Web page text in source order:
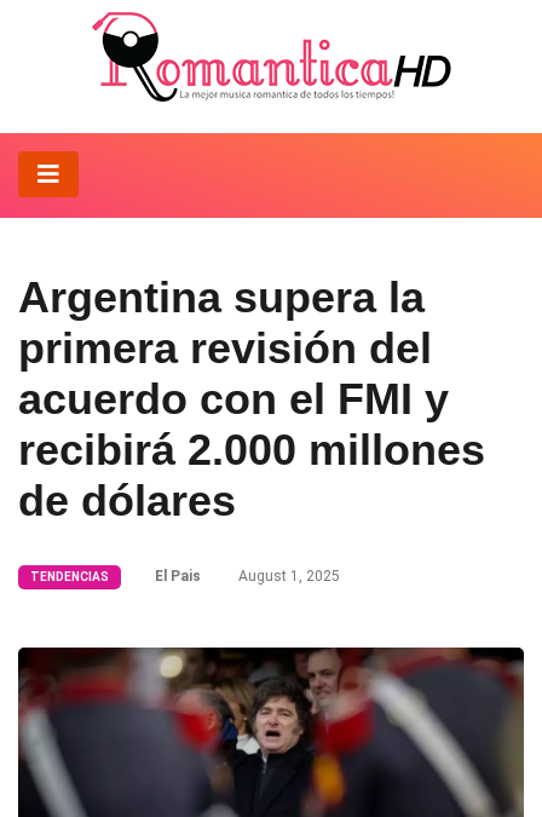
Argentina supera la
primera revisión del
acuerdo con el FMI y
recibirá 2.000 millones
de dólares
TENDENCIAS El Pais August 1, 2025